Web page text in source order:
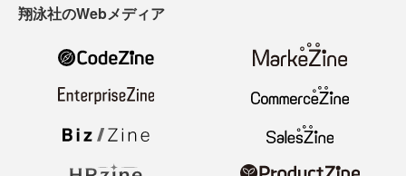
翔泳社のWebメディア